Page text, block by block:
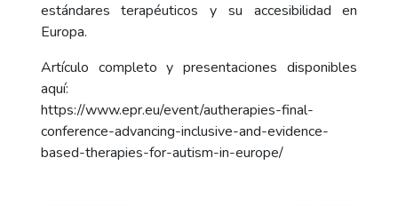
estándares terapéuticos y su accesibilidad en
Europa.
Artículo completo y presentaciones disponibles
aquí:
https://www.epr.eu/event/autherapies-final-
conference-advancing-inclusive-and-evidence-
based-therapies-for-autism-in-europe/